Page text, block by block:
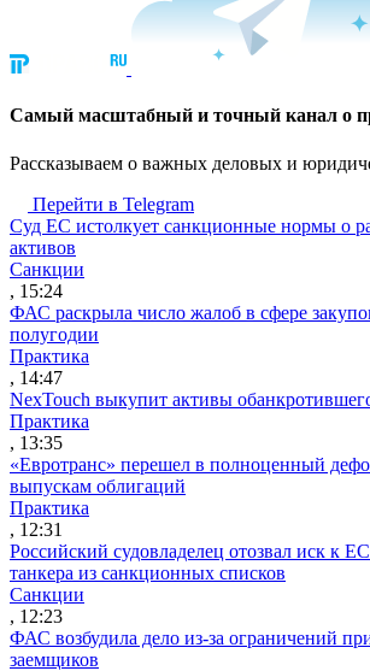
Cамый масштабный и точный канал о
Рассказываем о важных деловых и
Перейти в Telegram
Суд ЕС истолкует санкционные нормы о
активов
Санкции
, 15:24
ФАС раскрыла число жалоб в сфере
полугодии
Практика
, 14:47
NexTouch выкупит активы
Практика
, 13:35
«Евротранс» перешел в полноценный
выпускам облигаций
Практика
, 12:31
Российский судовладелец отозвал иск к
танкера из санкционных списков
Санкции
, 12:23
ФАС возбудила дело из-за ограничений
заемщиков